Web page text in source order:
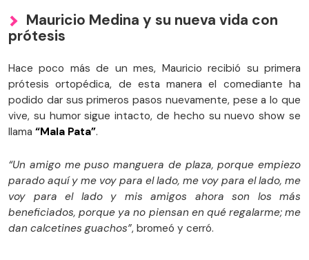
Mauricio Medina y su nueva vida con
prótesis
Hace poco más de un mes, Mauricio recibió su primera
prótesis ortopédica, de esta manera el comediante ha
podido dar sus primeros pasos nuevamente, pese a lo que
vive, su humor sigue intacto, de hecho su nuevo show se
llama “Mala Pata”.
“Un amigo me puso manguera de plaza, porque empiezo
parado aquí y me voy para el lado, me voy para el lado, me
voy para el lado y mis amigos ahora son los más
beneficiados, porque ya no piensan en qué regalarme; me
dan calcetines guachos”, bromeó y cerró.